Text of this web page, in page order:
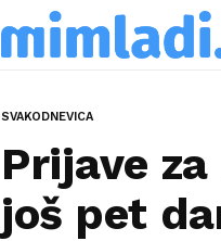
SVAKODNEVICA
Prijave
još pet